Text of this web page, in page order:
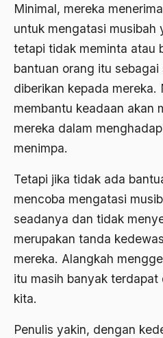
Minimal, mereka
untuk mengatasi musibah
tetapi tidak meminta atau
bantuan orang itu
diberikan kepada
membantu keadaan akan
mereka dalam
menimpa.
Tetapi jika tidak ada
mencoba mengatasi
seadanya dan tidak
merupakan tanda
mereka. Alangkah
itu masih banyak terdapat
kita.
Penulis yakin, dengan
Ahmad Daudy
Ahmad Dhani
Ahmad Hasan Rurbi
Ahmad Khomeini
Ahmad Tirtisudiro
ahmad wahib
Ahmad Wahid
Ahmadiyah
Airport
Airport Changi
Airport Noto Hadi Negoro